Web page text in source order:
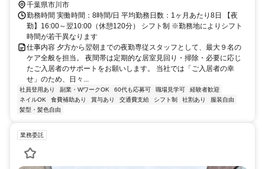
Ｒ中央本線 浦安（千葉県）東口徒歩約22分 東京メトロ東西線「南行
徳駅」より徒歩10分
千葉県市川市
勤務時間 実働時間：8時間/日 平均勤務日数：1ヶ月あたり8日 【夜
勤】16:00～翌10:00（休憩120分） シフト制 ※勤務地によりシフト
時間が若干異なります
仕事内容 夕方から翌朝までの夜勤専従スタッフとして、最大９名の
ケア全般を担当。 夜間帯は定期的な居室見回り・掃除・必要に応じ
たご入居者のサポートをお願いします。 当社では「ご入居者の幸
せ」のため、日々...
社員登用あり 副業・WワークOK 60代も応募可 職場見学可
経験者歓迎
ネイルOK
食費補助あり 賞与あり 交通費支給 シフト制 社割あり
服装自由
髪型・髪色自由
業務委託